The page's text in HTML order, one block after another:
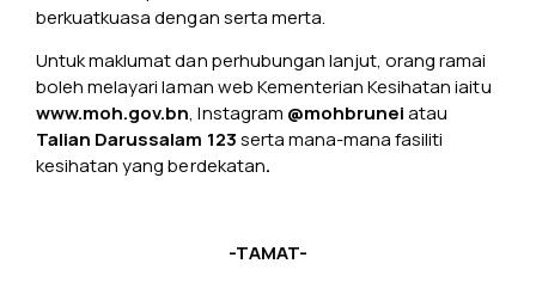
berkuatkuasa dengan serta merta.
Untuk maklumat dan perhubungan lanjut, orang ramai
boleh melayari laman web Kementerian Kesihatan iaitu
www.moh.gov.bn, Instagram @mohbruneiatau
Talian Darussalam 123serta mana-mana fasiliti
kesihatan yang berdekatan.
-TAMAT-